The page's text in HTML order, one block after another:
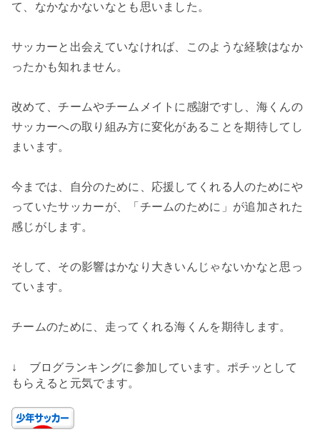
て、なかなかないなとも思いました。
サッカーと出会えていなければ、このような経験はなか
ったかも知れません。
改めて、チームやチームメイトに感謝ですし、海くんの
サッカーへの取り組み方に変化があることを期待してし
まいます。
今までは、自分のために、応援してくれる人のためにや
っていたサッカーが、「チームのために」が追加された
感じがします。
そして、その影響はかなり大きいんじゃないかなと思っ
ています。
チームのために、走ってくれる海くんを期待します。
↓ ブログランキングに参加しています。ポチッとして
もらえると元気でます。